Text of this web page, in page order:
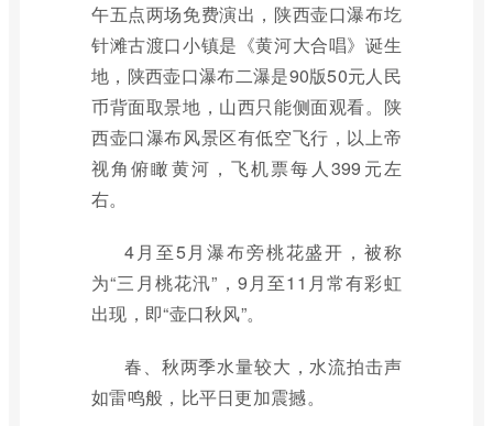
午五点两场免费演出，陕西壶口瀑布圪
针滩古渡口小镇是《黄河大合唱》诞生
地，陕西壶口瀑布二瀑是90版50元人民
币背面取景地，山西只能侧面观看。陕
西壶口瀑布风景区有低空飞行，以上帝
视角俯瞰黄河，飞机票每人399元左
右。
4月至5月瀑布旁桃花盛开，被称
为“三月桃花汛”，9月至11月常有彩虹
出现，即“壶口秋风”。
春、秋两季水量较大，水流拍击声
如雷鸣般，比平日更加震撼。